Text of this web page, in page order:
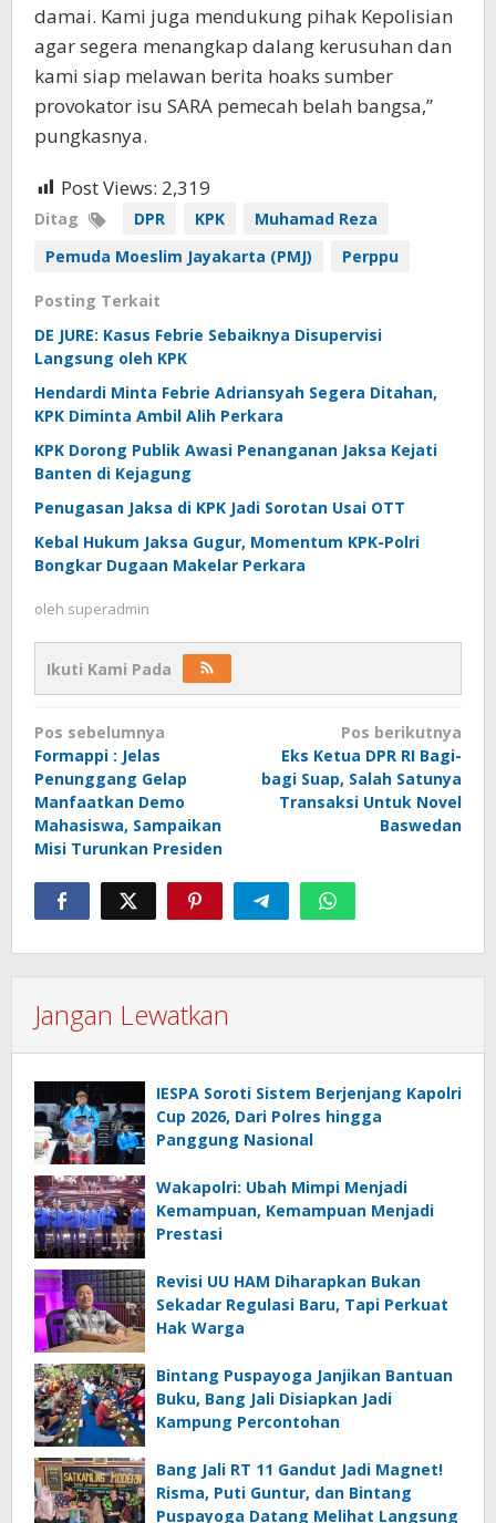
damai. Kami juga mendukung pihak Kepolisian
agar segera menangkap dalang kerusuhan dan
kami siap melawan berita hoaks sumber
provokator isu SARA pemecah belah bangsa,”
pungkasnya.
Post Views: 2,319
Ditag DPR KPK
Muhamad Reza
Pemuda Moeslim Jayakarta (PMJ)
Perppu
Posting Terkait
DE JURE: Kasus Febrie Sebaiknya Disupervisi
Langsung oleh KPK
Hendardi Minta Febrie Adriansyah Segera Ditahan,
KPK Diminta Ambil Alih Perkara
KPK Dorong Publik Awasi Penanganan Jaksa Kejati
Banten di Kejagung
Penugasan Jaksa di KPK Jadi Sorotan Usai OTT
Kebal Hukum Jaksa Gugur, Momentum KPK-Polri
Bongkar Dugaan Makelar Perkara
oleh superadmin
Ikuti Kami Pada
Navigasi
pos
Pos sebelumnya
Formappi : Jelas
Penunggang Gelap
Manfaatkan Demo
Mahasiswa, Sampaikan
Misi Turunkan Presiden
Pos berikutnya
Eks Ketua DPR RI Bagi-
bagi Suap, Salah Satunya
Transaksi Untuk Novel
Baswedan
Jangan Lewatkan
IESPA Soroti Sistem Berjenjang Kapolri
Cup 2026, Dari Polres hingga
Panggung Nasional
Wakapolri: Ubah Mimpi Menjadi
Kemampuan, Kemampuan Menjadi
Prestasi
Revisi UU HAM Diharapkan Bukan
Sekadar Regulasi Baru, Tapi Perkuat
Hak Warga
Bintang Puspayoga Janjikan Bantuan
Buku, Bang Jali Disiapkan Jadi
Kampung Percontohan
Bang Jali RT 11 Gandut Jadi Magnet!
Risma, Puti Guntur, dan Bintang
Puspayoga Datang Melihat Langsung